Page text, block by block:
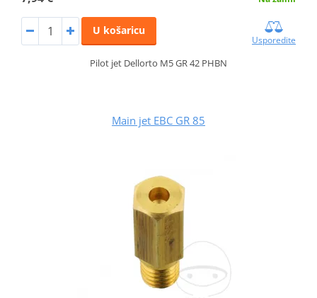
U košaricu
Usporedite
Pilot jet Dellorto M5 GR 42 PHBN
Main jet EBC GR 85